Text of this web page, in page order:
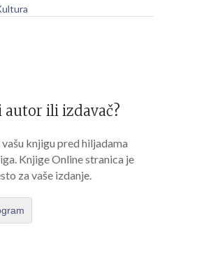
autor ili izdavač?
knjigu pred hiljadama
Knjige Online stranica je
za vaše izdanje.